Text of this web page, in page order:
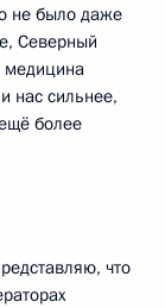
не было даже
Северный
медицина
нас сильнее,
более
что